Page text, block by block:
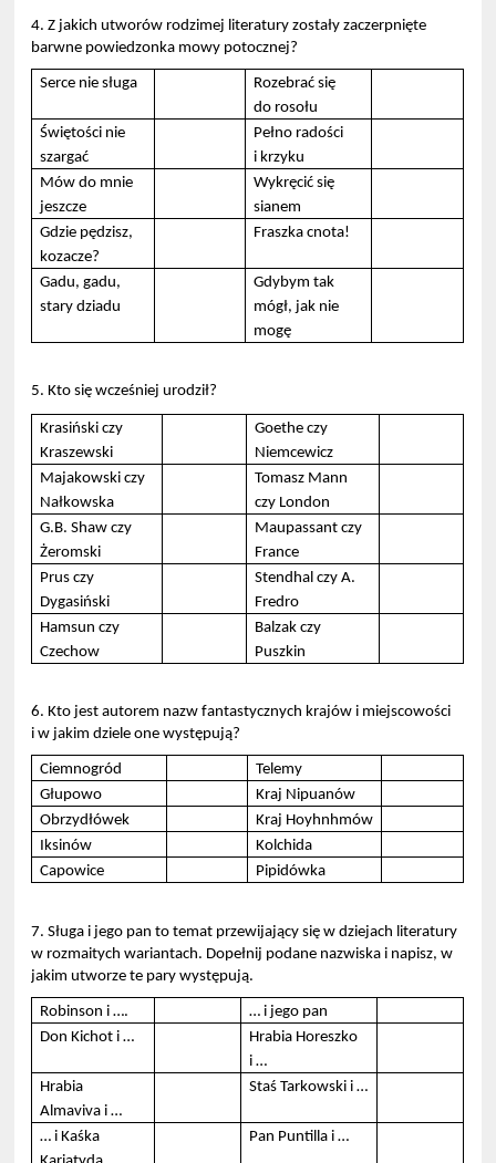
4. Z jakich utworów rodzimej literatury zostały zaczerpnięte
barwne powiedzonka mowy potocznej?
Serce nie sługa
Rozebrać się
do rosołu
Świętości nie
szargać
Pełno radości
i krzyku
Mów do mnie
jeszcze
Wykręcić się
sianem
Gdzie pędzisz,
kozacze?
Fraszka cnota!
Gadu, gadu,
stary dziadu
Gdybym tak
mógł, jak nie
mogę
5. Kto się wcześniej urodził?
Krasiński czy
Kraszewski
Goethe czy
Niemcewicz
Majakowski czy
Nałkowska
Tomasz Mann
czy London
G.B. Shaw czy
Żeromski
Maupassant czy
France
Prus czy
Dygasiński
Stendhal czy A.
Fredro
Hamsun czy
Czechow
Balzak czy
Puszkin
6. Kto jest autorem nazw fantastycznych krajów i miejscowości
i w jakim dziele one występują?
Ciemnogród
Telemy
Głupowo
Kraj Nipuanów
Obrzydłówek
Kraj Hoyhnhmów
Iksinów
Kolchida
Capowice
Pipidówka
7. Sługa i jego pan to temat przewijający się w dziejach literatury
w rozmaitych wariantach. Dopełnij podane nazwiska i napisz, w
jakim utworze te pary występują.
Robinson i ….
… i jego pan
Don Kichot i …
Hrabia Horeszko
i …
Hrabia
Almaviva i …
Staś Tarkowski i …
… i Kaśka
Pan Puntilla i …